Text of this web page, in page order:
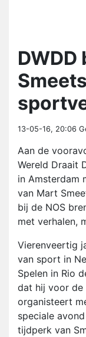
13-05-16, 20:06
Aan de
Wereld Draait
in Amsterdam
van Mart
bij de NOS
met verhalen,
Vierenveertig
van sport in
Spelen in Rio
dat hij voor de
organisteert
speciale
tijdperk van